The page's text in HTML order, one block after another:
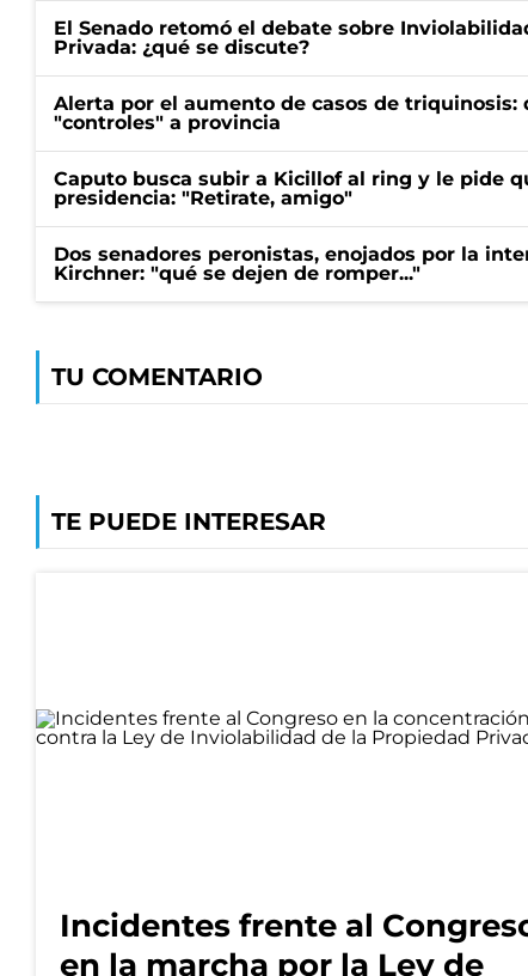
El Senado retomó el debate sobre
Privada: ¿qué se discute?
Alerta por el aumento de casos de triquinosis:
"controles" a provincia
Caputo busca subir a Kicillof al ring y le pide
presidencia: "Retirate, amigo"
Dos senadores peronistas, enojados por la
Kirchner: "qué se dejen de romper..."
TU COMENTARIO
TE PUEDE INTERESAR
Incidentes frente al
en la marcha por la Ley de